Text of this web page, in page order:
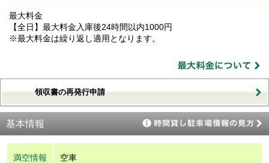
最大料金
【全日】最大料金入庫後24時間以内1000円
※最大料金は繰り返し適用となります。
領収書の再発行申請
基本情報
満空情報 空車